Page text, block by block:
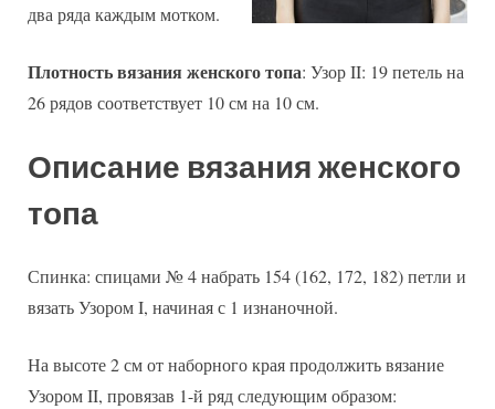
два ряда каждым мотком.
Плотность вязания женского топа: Узор II: 19 петель на
26 рядов соответствует 10 см на 10 см.
Описание вязания женского
топа
Спинка: спицами № 4 набрать 154 (162, 172, 182) петли и
вязать Узором I, начиная с 1 изнаночной.
На высоте 2 см от наборного края продолжить вязание
Узором II, провязав 1-й ряд следующим образом: